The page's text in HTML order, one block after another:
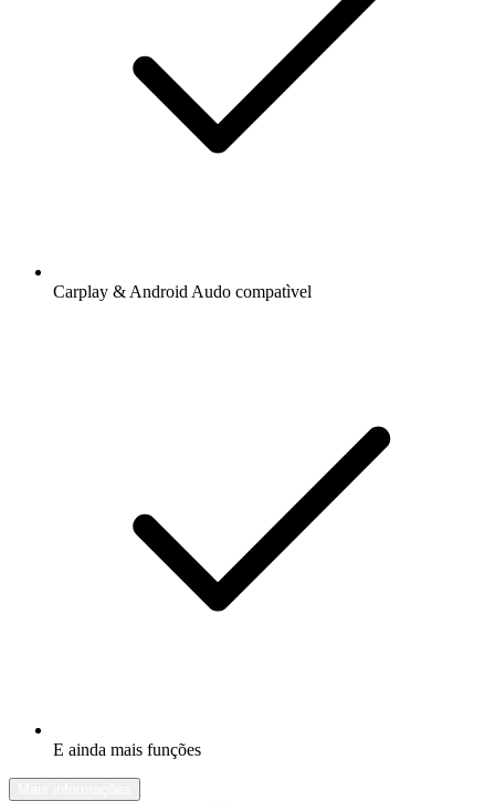
Carplay & Android Audo compatìvel
E ainda mais funções